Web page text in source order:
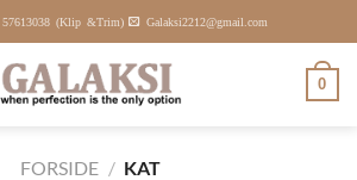
57613038 (Klip &Trim) Galaksi2212@gmail.com
0
FORSIDE / KAT